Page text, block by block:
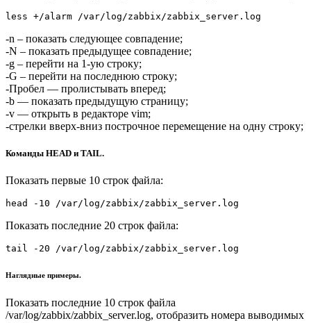
less +/alarm /var/log/zabbix/zabbix_server.log
-n – показать следующее совпадение;
-N – показать предыдущее совпадение;
-g – перейти на 1-ую строку;
-G – перейти на последнюю строку;
-Пробел — пролистывать вперед;
-b — показать предыдущую страницу;
-v — открыть в редакторе vim;
-стрелки вверх-вниз построчное перемещение на одну строку;
Команды HEAD и TAIL.
Показать первые 10 строк файла:
head -10 /var/log/zabbix/zabbix_server.log
Показать последние 20 строк файла:
tail -20 /var/log/zabbix/zabbix_server.log
Наглядные примеры.
Показать последние 10 строк файла
/var/log/zabbix/zabbix_server.log, отобразить номера выводимых